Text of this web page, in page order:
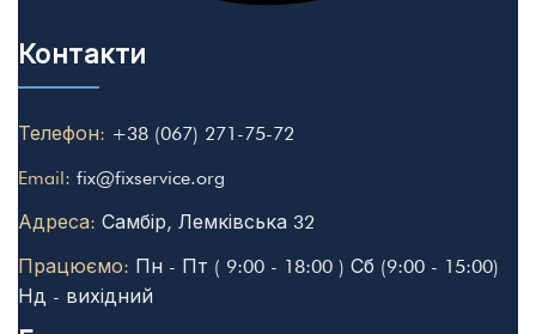
Контакти
Телефон: +38 (067) 271-75-72
Email: fix@fixservice.org
Адреса: Самбір, Лемківська 32
Працюємо: Пн - Пт ( 9:00 - 18:00 ) Сб (9:00 - 15:00)
Нд - вихідний